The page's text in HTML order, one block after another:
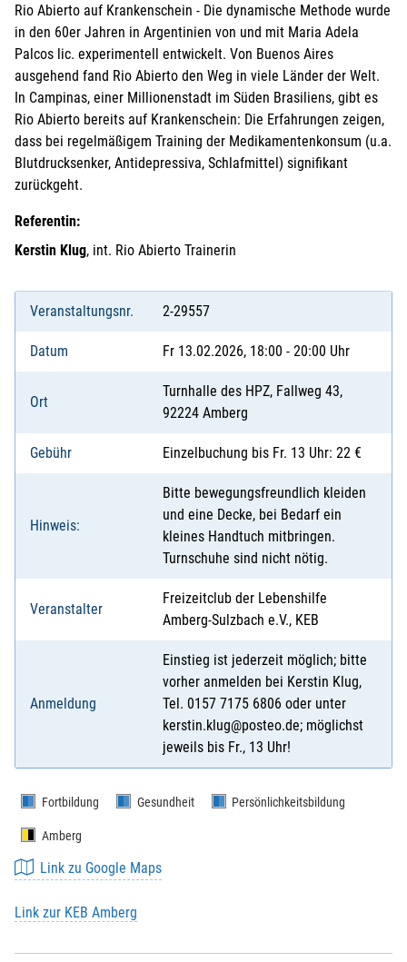
Rio Abierto auf Krankenschein - Die dynamische Methode wurde
in den 60er Jahren in Argentinien von und mit Maria Adela
Palcos lic. experimentell entwickelt. Von Buenos Aires
ausgehend fand Rio Abierto den Weg in viele Länder der Welt.
In Campinas, einer Millionenstadt im Süden Brasiliens, gibt es
Rio Abierto bereits auf Krankenschein: Die Erfahrungen zeigen,
dass bei regelmäßigem Training der Medikamentenkonsum (u.a.
Blutdrucksenker, Antidepressiva, Schlafmittel) signifikant
zurückgeht.
Referentin:
Kerstin Klug, int. Rio Abierto Trainerin
Veranstaltungsnr. 2-29557
Datum Fr 13.02.2026, 18:00 - 20:00 Uhr
Ort
Turnhalle des HPZ, Fallweg 43,
92224 Amberg
Gebühr Einzelbuchung bis Fr. 13 Uhr: 22 €
Hinweis:
Bitte bewegungsfreundlich kleiden
und eine Decke, bei Bedarf ein
kleines Handtuch mitbringen.
Turnschuhe sind nicht nötig.
Veranstalter
Freizeitclub der Lebenshilfe
Amberg-Sulzbach e.V., KEB
Anmeldung
Einstieg ist jederzeit möglich; bitte
vorher anmelden bei Kerstin Klug,
Tel. 0157 7175 6806 oder unter
kerstin.klug@posteo.de; möglichst
jeweils bis Fr., 13 Uhr!
Fortbildung Gesundheit Persönlichkeitsbildung
Amberg
Link zu Google Maps
Link zur KEB Amberg